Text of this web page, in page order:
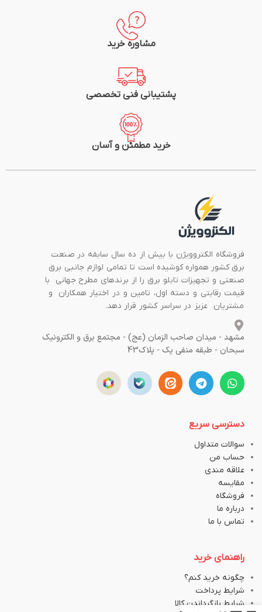
مشاوره خرید
پشتیبانی فنی تخصصی
خرید مطمئن و آسان
فروشگاه الکتروویژن با بیش از ده سال سابقه در صنعت
برق کشور همواره کوشیده است تا تمامی لوازم جانبی برق
صنعتی و تجهیزات تابلو برق را از برندهای مطرح جهانی با
قیمت رقابتی و دسته اول، تامین و در اختیار همکاران و
مشتریان عزیز در سراسر کشور قرار دهد.
مشهد - میدان صاحب الزمان (عج) - مجتمع برق و الکترونیک
سبحان - طبقه منفی یک - پلاک43
دسترسی سریع
سوالات متداول
حساب من
علاقه مندی
مقایسه
فروشگاه
درباره ما
تماس با ما
راهنمای خرید
چگونه خرید کنم؟
شرایط پرداخت
شرایط بازگرداندن کالا